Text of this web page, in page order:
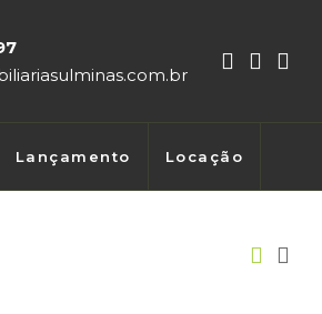
Lançamento Locação